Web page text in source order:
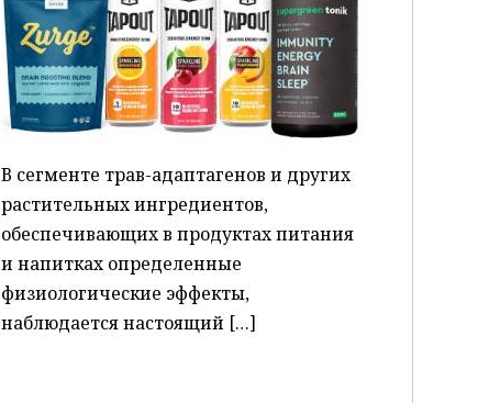
В сегменте трав-адаптагенов и других
растительных ингредиентов,
обеспечивающих в продуктах питания
и напитках определенные
физиологические эффекты,
наблюдается настоящий […]